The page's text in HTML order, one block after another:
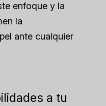
enfoque y la
la
ante cualquier
a tu